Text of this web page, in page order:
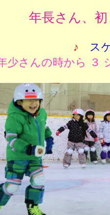
年長さん、
♪
ス
少さんの時から ３